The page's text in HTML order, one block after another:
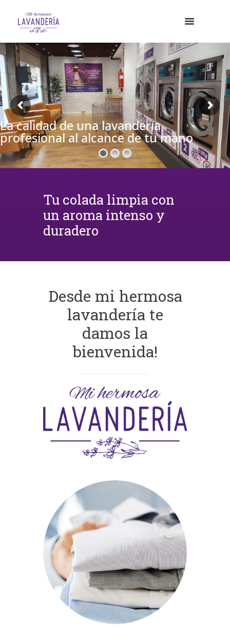
La calidad de una lavandería
profesional al alcance de tu mano
Tu colada limpia con
un aroma intenso y
duradero
Desde mi hermosa
lavandería te
damos la
bienvenida!